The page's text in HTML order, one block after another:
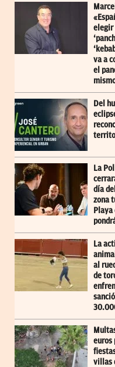
elegir
va a
el
Del
La
día
zona
Playa
La
al
de
euros
villas